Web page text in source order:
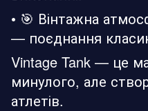
• 🎯 Вінтажна
— поєднання
Vintage Tank — це
минулого, але
атлетів.